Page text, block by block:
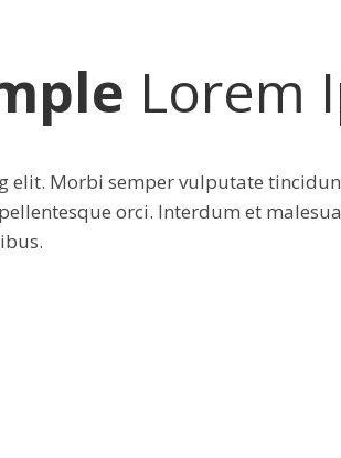
Lorem
elit. Morbi semper vulputate
orci. Interdum et